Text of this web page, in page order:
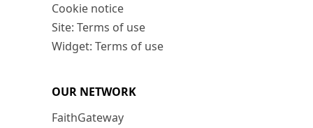
Cookie notice
Site: Terms of use
Widget: Terms of use
OUR NETWORK
FaithGateway